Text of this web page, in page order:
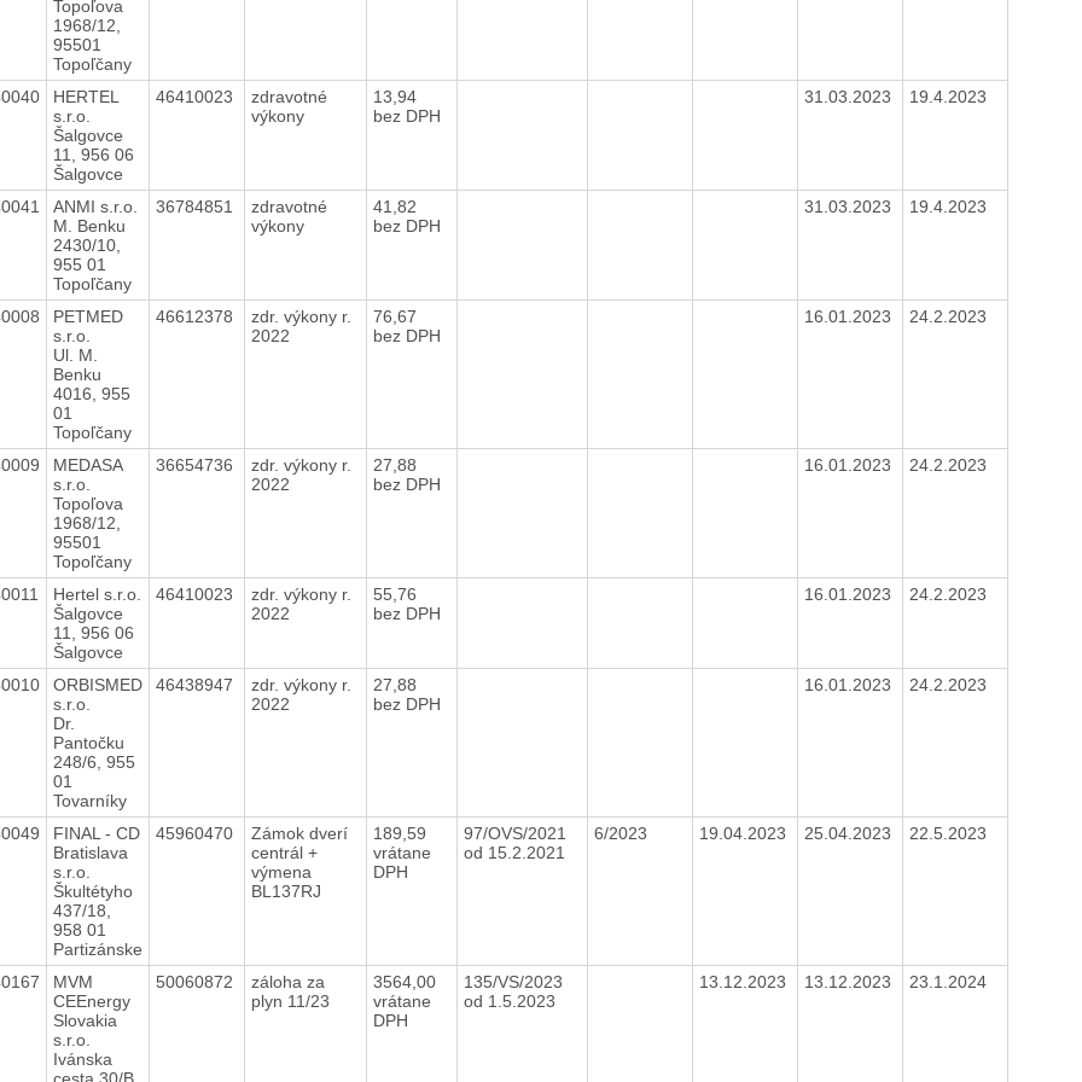
Topoľova
1968/12,
95501
Topoľčany
HERTEL
s.r.o.
Šalgovce
11, 956 06
Šalgovce
46410023
zdravotné
výkony
13,94
bez DPH
31.03.2023 19.4.2023
ANMI s.r.o.
M. Benku
2430/10,
955 01
Topoľčany
36784851
zdravotné
výkony
41,82
bez DPH
31.03.2023 19.4.2023
PETMED
s.r.o.
Ul. M.
Benku
4016, 955
01
Topoľčany
46612378
zdr. výkony r.
2022
76,67
bez DPH
16.01.2023 24.2.2023
MEDASA
s.r.o.
Topoľova
1968/12,
95501
Topoľčany
36654736
zdr. výkony r.
2022
27,88
bez DPH
16.01.2023 24.2.2023
Hertel s.r.o.
Šalgovce
11, 956 06
Šalgovce
46410023
zdr. výkony r.
2022
55,76
bez DPH
16.01.2023 24.2.2023
ORBISMED
s.r.o.
Dr.
Pantočku
248/6, 955
01
Tovarníky
46438947
zdr. výkony r.
2022
27,88
bez DPH
16.01.2023 24.2.2023
FINAL - CD
Bratislava
s.r.o.
Škultétyho
437/18,
958 01
Partizánske
45960470
Zámok dverí
centrál +
výmena
BL137RJ
189,59
vrátane
DPH
97/OVS/2021
od 15.2.2021
6/2023 19.04.2023 25.04.2023 22.5.2023
MVM
CEEnergy
Slovakia
s.r.o.
Ivánska
50060872
záloha za
plyn 11/23
3564,00
vrátane
DPH
135/VS/2023
od 1.5.2023
13.12.2023 13.12.2023 23.1.2024